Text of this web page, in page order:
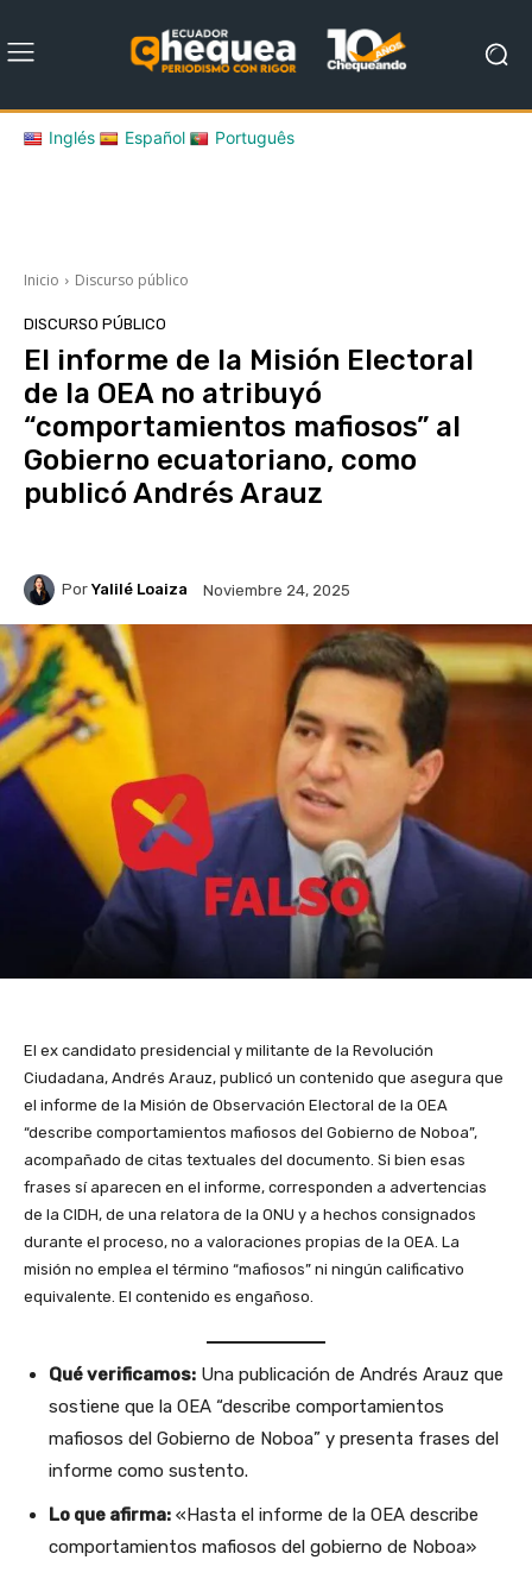
Inglés Español Português
Inicio Discurso público
DISCURSO PÚBLICO
El informe de la Misión Electoral
de la OEA no atribuyó
“comportamientos mafiosos” al
Gobierno ecuatoriano, como
publicó Andrés Arauz
Por Yalilé Loaiza Noviembre 24, 2025
El ex candidato presidencial y militante de la Revolución
Ciudadana, Andrés Arauz, publicó un contenido que asegura que
el informe de la Misión de Observación Electoral de la OEA
“describe comportamientos mafiosos del Gobierno de Noboa”,
acompañado de citas textuales del documento. Si bien esas
frases sí aparecen en el informe, corresponden a advertencias
de la CIDH, de una relatora de la ONU y a hechos consignados
durante el proceso, no a valoraciones propias de la OEA. La
misión no emplea el término “mafiosos” ni ningún calificativo
equivalente. El contenido es engañoso.
Qué verificamos: Una publicación de Andrés Arauz que
sostiene que la OEA “describe comportamientos
mafiosos del Gobierno de Noboa” y presenta frases del
informe como sustento.
Lo que afirma: «Hasta el informe de la OEA describe
comportamientos mafiosos del gobierno de Noboa»